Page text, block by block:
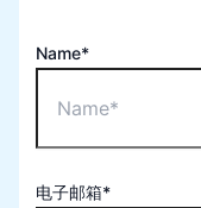
Name*
电子邮箱*